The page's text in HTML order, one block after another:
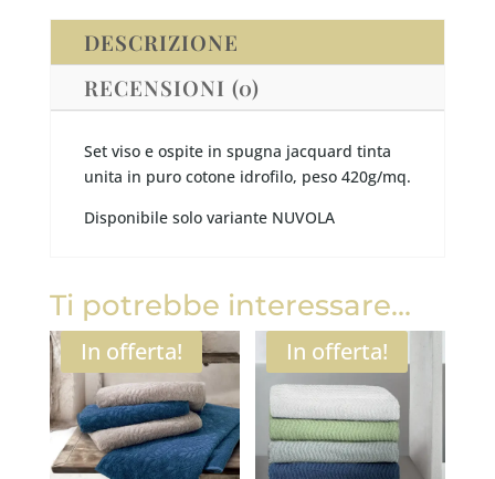
DESCRIZIONE
RECENSIONI (0)
Set viso e ospite in spugna jacquard tinta
unita in puro cotone idrofilo, peso 420g/mq.
Disponibile solo variante NUVOLA
Ti potrebbe interessare…
In offerta! In offerta!